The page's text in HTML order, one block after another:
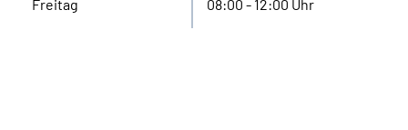
Freitag 08:00 - 12:00 Uhr